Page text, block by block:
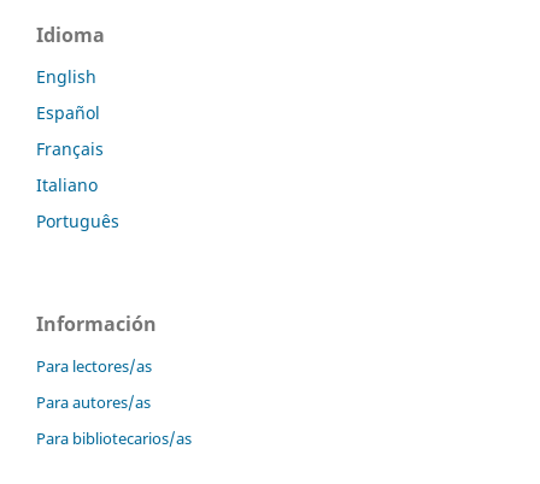
Idioma
English
Español
Français
Italiano
Português
Información
Para lectores/as
Para autores/as
Para bibliotecarios/as